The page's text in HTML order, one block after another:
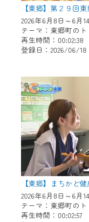
【東郷】第２９回
2026年6月8日～6月
テーマ：東郷町のト
再生時間：00:02:38
登録日：2026/06/18
【東郷】まちかど
2026年6月8日～6月
テーマ：東郷町のト
再生時間：00:02:57
※マイページへ
要となります。
※MyIDとは、
各種サービスを
で設定できます。
（Gmailや
スでも作成可能
※マイページへ
録はこちらから
※CCNetアプリ
ご視聴いただけ
＜メンテナンス
CCNetWebTVの
ンテナンス作業